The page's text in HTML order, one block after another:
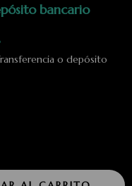
bancario
o depósito